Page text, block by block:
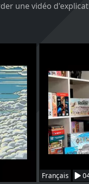
une vidéo
Français